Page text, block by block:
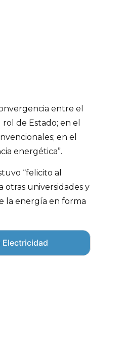
entre el
de Estado; en el
en el
energética”.
“felicito al
otras universidades y
la energía en forma
Electricidad